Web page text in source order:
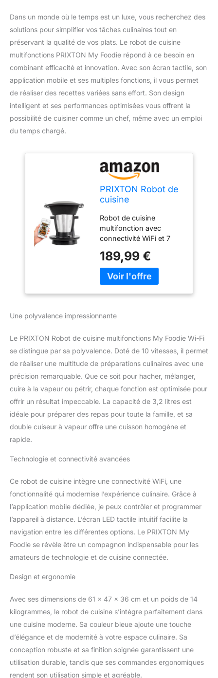
Dans un monde où le temps est un luxe, vous recherchez des
solutions pour simplifier vos tâches culinaires tout en
préservant la qualité de vos plats. Le robot de cuisine
multifonctions PRIXTON My Foodie répond à ce besoin en
combinant efficacité et innovation. Avec son écran tactile, son
application mobile et ses multiples fonctions, il vous permet
de réaliser des recettes variées sans effort. Son design
intelligent et ses performances optimisées vous offrent la
possibilité de cuisiner comme un chef, même avec un emploi
du temps chargé.
PRIXTON Robot de
cuisine
Foodie Wi-Fi Écran
tactile APP mobile
avec livre de
recettes en ligne
1000W 10 vitesse
Double cuiseur à
vapeur
Robot de cuisine
multifonction avec
connectivité WiFi et 7
pétrir, peser, mélanger,
bouillir, hacher, cuire à la
vapeur. Écran tactile LED
Température réglable
1s - 12h Comprend WiFi
et application mobile
avec livre en ligne.
moteur 700 W et de
chaleur 1000 W. Dispose
de lames avec 10
vitesses (60-7000
tr/min) Dispose de
multiples accessoires :
panier de cuisson, pales
intégrée, spatule et pieds
antidérapants.
189,99 €
Une polyvalence impressionnante
Le PRIXTON Robot de cuisine multifonctions My Foodie Wi-Fi
se distingue par sa polyvalence. Doté de 10 vitesses, il permet
de réaliser une multitude de préparations culinaires avec une
précision remarquable. Que ce soit pour hacher, mélanger,
cuire à la vapeur ou pétrir, chaque fonction est optimisée pour
offrir un résultat impeccable. La capacité de 3,2 litres est
idéale pour préparer des repas pour toute la famille, et sa
double cuiseur à vapeur offre une cuisson homogène et
rapide.
Technologie et connectivité avancées
Ce robot de cuisine intègre une connectivité WiFi, une
fonctionnalité qui modernise l’expérience culinaire. Grâce à
l’application mobile dédiée, je peux contrôler et programmer
l’appareil à distance. L’écran LED tactile intuitif facilite la
navigation entre les différentes options. Le PRIXTON My
Foodie se révèle être un compagnon indispensable pour les
amateurs de technologie et de cuisine connectée.
Design et ergonomie
Avec ses dimensions de 61 x 47 x 36 cm et un poids de 14
kilogrammes, le robot de cuisine s’intègre parfaitement dans
une cuisine moderne. Sa couleur bleue ajoute une touche
d’élégance et de modernité à votre espace culinaire. Sa
conception robuste et sa finition soignée garantissent une
utilisation durable, tandis que ses commandes ergonomiques
rendent son utilisation simple et agréable.